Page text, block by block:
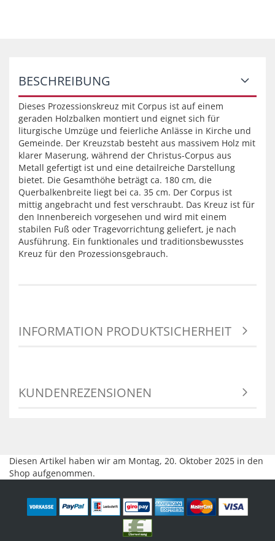
BESCHREIBUNG
Dieses Prozessionskreuz mit Corpus ist auf einem
geraden Holzbalken montiert und eignet sich für
liturgische Umzüge und feierliche Anlässe in Kirche und
Gemeinde. Der Kreuzstab besteht aus massivem Holz mit
klarer Maserung, während der Christus-Corpus aus
Metall gefertigt ist und eine detailreiche Darstellung
bietet. Die Gesamthöhe beträgt ca. 180 cm, die
Querbalkenbreite liegt bei ca. 35 cm. Der Corpus ist
mittig angebracht und fest verschraubt. Das Kreuz ist für
den Innenbereich vorgesehen und wird mit einem
stabilen Fuß oder Tragevorrichtung geliefert, je nach
Ausführung. Ein funktionales und traditionsbewusstes
Kreuz für den Prozessionsgebrauch.
INFORMATION PRODUKTSICHERHEIT
KUNDENREZENSIONEN
Diesen Artikel haben wir am Montag, 20. Oktober 2025 in den
Shop aufgenommen.